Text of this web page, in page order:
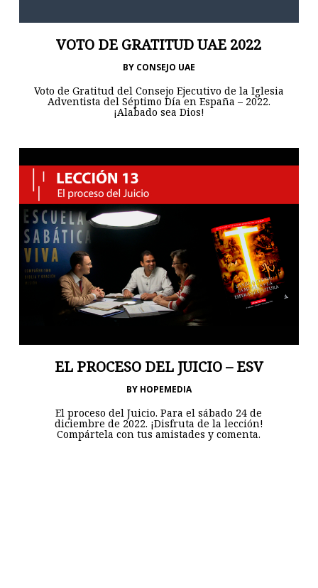
VOTO DE GRATITUD UAE 2022
BY CONSEJO UAE
Voto de Gratitud del Consejo Ejecutivo de la Iglesia
Adventista del Séptimo Día en España – 2022.
¡Alabado sea Dios!
EL PROCESO DEL JUICIO – ESV
BY HOPEMEDIA
El proceso del Juicio. Para el sábado 24 de
diciembre de 2022. ¡Disfruta de la lección!
Compártela con tus amistades y comenta.